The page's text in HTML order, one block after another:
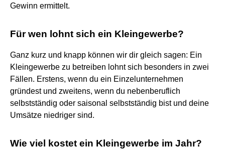
Gewinn ermittelt.
Für wen lohnt sich ein Kleingewerbe?
Ganz kurz und knapp können wir dir gleich sagen: Ein
Kleingewerbe zu betreiben lohnt sich besonders in zwei
Fällen. Erstens, wenn du ein Einzelunternehmen
gründest und zweitens, wenn du nebenberuflich
selbstständig oder saisonal selbstständig bist und deine
Umsätze niedriger sind.
Wie viel kostet ein Kleingewerbe im Jahr?